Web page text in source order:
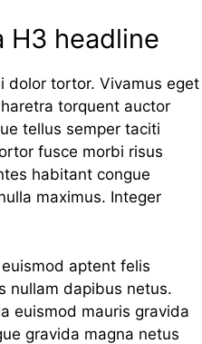
H3 headline
dolor tortor. Vivamus eget
torquent auctor
tellus semper taciti
fusce morbi risus
habitant congue
maximus. Integer
aptent felis
nullam dapibus netus.
euismod mauris gravida
gravida magna netus